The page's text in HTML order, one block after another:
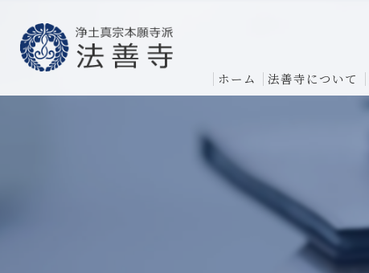
ホーム 法善寺について